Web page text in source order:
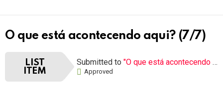
O que está acontecendo aqui? (7/7)
LIST
ITEM
Submitted to "O que está acontecendo aqui?"
Approved